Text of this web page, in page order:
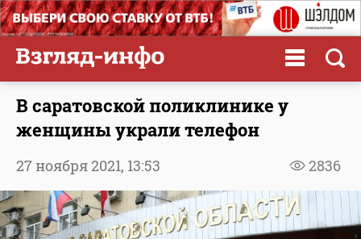
В саратовской поликлинике у
женщины украли телефон
2836
27 ноября 2021, 13:53